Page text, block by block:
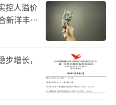
幅亏损的背后，依靠
投资者近20亿元投资
控人溢价
新洋丰、
增长，